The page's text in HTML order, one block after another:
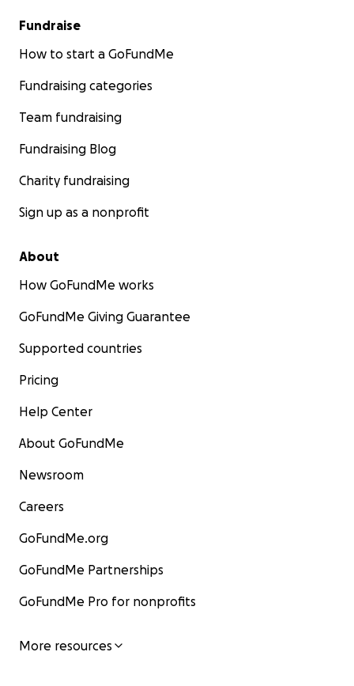
Fundraise
How to start a GoFundMe
Fundraising categories
Team fundraising
Fundraising Blog
Charity fundraising
Sign up as a nonprofit
About
How GoFundMe works
GoFundMe Giving Guarantee
Supported countries
Pricing
Help Center
About GoFundMe
Newsroom
Careers
GoFundMe.org
GoFundMe Partnerships
GoFundMe Pro for nonprofits
More resources